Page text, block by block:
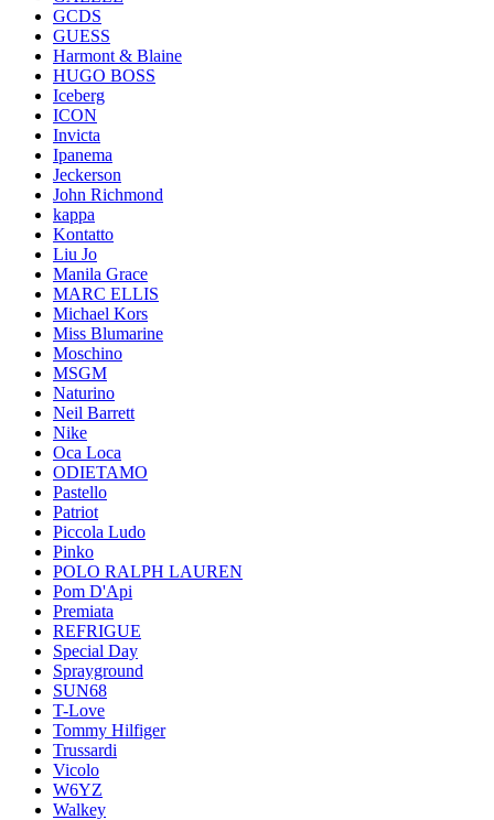
GCDS
GUESS
Harmont & Blaine
HUGO BOSS
Iceberg
ICON
Invicta
Ipanema
Jeckerson
John Richmond
kappa
Kontatto
Liu Jo
Manila Grace
MARC ELLIS
Michael Kors
Miss Blumarine
Moschino
MSGM
Naturino
Neil Barrett
Nike
Oca Loca
ODIETAMO
Pastello
Patriot
Piccola Ludo
Pinko
POLO RALPH LAUREN
Pom D'Api
Premiata
REFRIGUE
Special Day
Sprayground
SUN68
T-Love
Tommy Hilfiger
Trussardi
Vicolo
W6YZ
Walkey